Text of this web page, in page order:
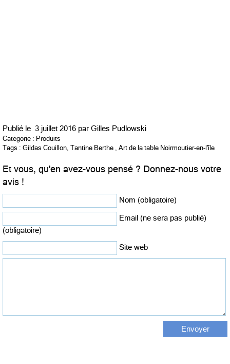
Publié le 3 juillet 2016 par Gilles Pudlowski
Catégorie : Produits
Tags : Gildas Couillon Tantine Berthe Art de la table Noirmoutier-en-l'île
Et vous, qu'en avez-vous pensé ? Donnez-nous votre
avis !
Nom (obligatoire)
Email (ne sera pas publié)
(obligatoire)
Site web